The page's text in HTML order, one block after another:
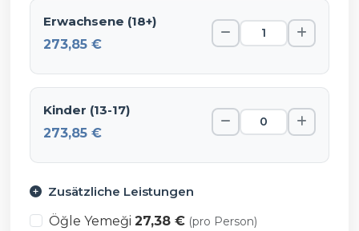
Erwachsene (18+)
273,85 €
Kinder (13-17)
273,85 €
Zusätzliche Leistungen
Öğle Yemeği 27,38 € (pro Person)